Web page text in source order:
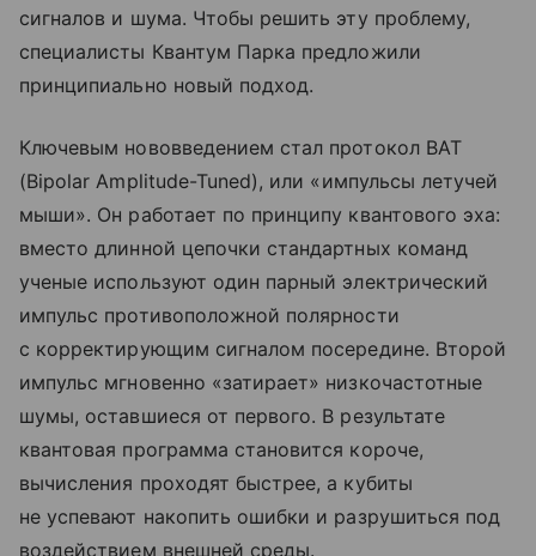
сигналов и шума. Чтобы решить эту проблему,
специалисты Квантум Парка предложили
принципиально новый подход.
Ключевым нововведением стал протокол BAT
(Bipolar Amplitude-Tuned), или «импульсы летучей
мыши». Он работает по принципу квантового эха:
вместо длинной цепочки стандартных команд
ученые используют один парный электрический
импульс противоположной полярности
с корректирующим сигналом посередине. Второй
импульс мгновенно «затирает» низкочастотные
шумы, оставшиеся от первого. В результате
квантовая программа становится короче,
вычисления проходят быстрее, а кубиты
не успевают накопить ошибки и разрушиться под
воздействием внешней среды.